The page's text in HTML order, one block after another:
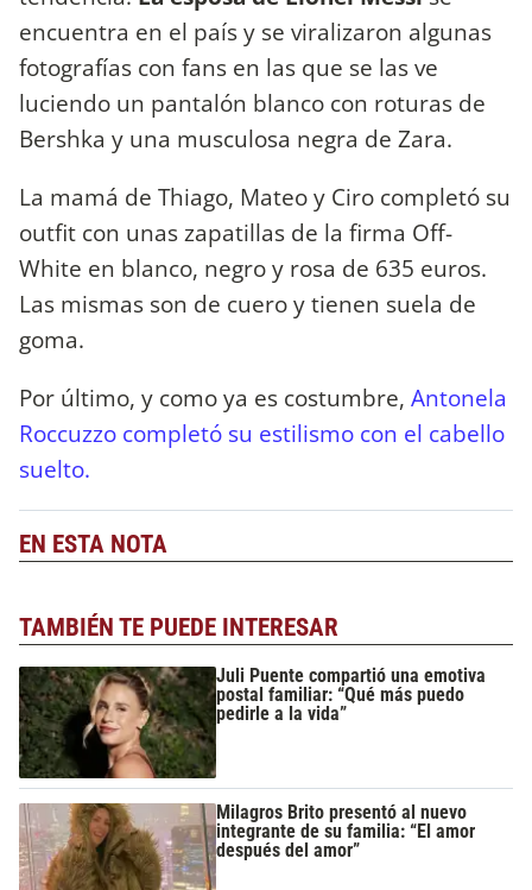
encuentra en el país y se viralizaron algunas
fotografías con fans en las que se las ve
luciendo un pantalón blanco con roturas de
Bershka y una musculosa negra de Zara.
La mamá de Thiago, Mateo y Ciro completó su
outfit con unas zapatillas de la firma Off-
White en blanco, negro y rosa de 635 euros.
Las mismas son de cuero y tienen suela de
goma.
Por último, y como ya es costumbre, Antonela
Roccuzzo completó su estilismo con el cabello
suelto.
EN ESTA NOTA
TAMBIÉN TE PUEDE INTERESAR
Juli Puente compartió una emotiva
postal familiar: “Qué más puedo
pedirle a la vida”
Milagros Brito presentó al nuevo
integrante de su familia: “El amor
después del amor”